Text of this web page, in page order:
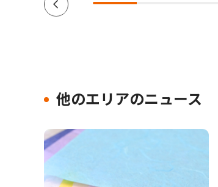
他のエリアのニュース